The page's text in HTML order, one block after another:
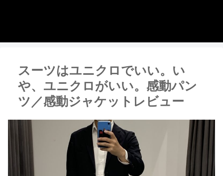
スーツはユニクロでいい。い
や、ユニクロがいい。感動パン
ツ／感動ジャケットレビュー